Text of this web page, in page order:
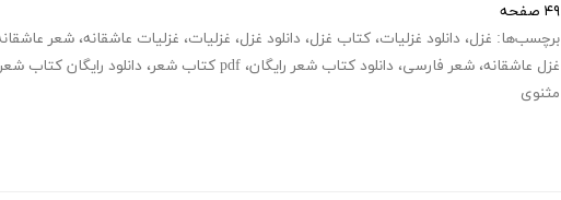
۴۹ صفحه
برچسب‌ها: غزل، دانلود غزلیات، کتاب غزل، دانلود غزل، غزلیات، غزلیات عاشقانه، شعر
غزل عاشقانه، شعر فارسی، دانلود کتاب شعر رایگان، pdf کتاب شعر ، دانلود رایگان کتاب شعر
مثنوی